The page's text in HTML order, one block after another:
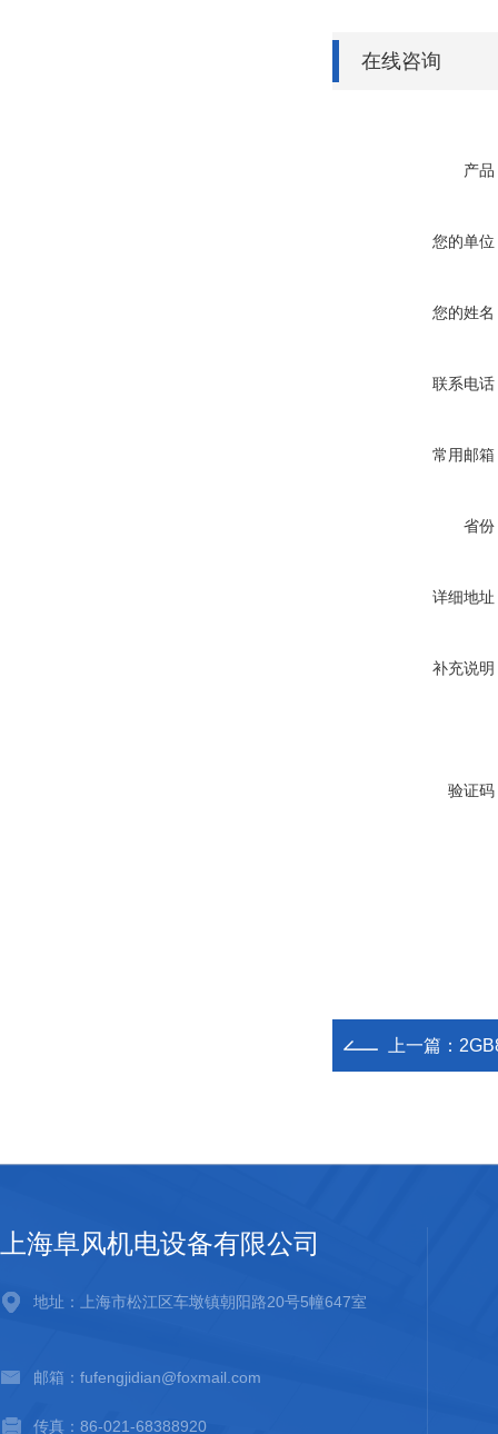
在线咨询
产品
您的单位
您的姓名
联系电话
常用邮箱
省份
详细地址
补充说明
验证码
上一篇：
上海阜风机电设备有限公司
地址：上海市松江区车墩镇朝阳路20号5幢647室
邮箱：fufengjidian@foxmail.com
传真：86-021-68388920